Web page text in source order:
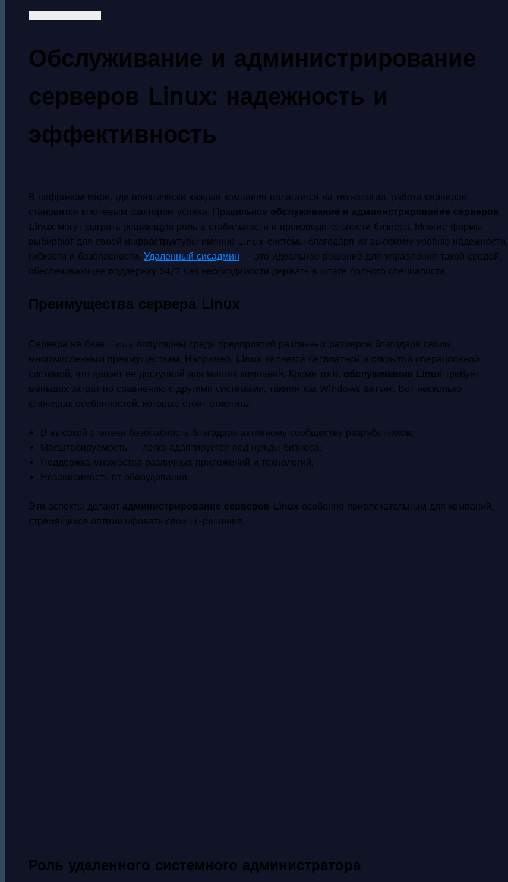
Обслуживание и администрирование
серверов Linux: надежность и
эффективность
В цифровом мире, где практически каждая компания полагается на технологии, работа серверов
становится ключевым фактором успеха. Правильное обслуживание и администрирование серверов
Linux могут сыграть решающую роль в стабильности и производительности бизнеса. Многие фирмы
выбирают для своей инфраструктуры именно Linux-системы благодаря их высокому уровню надежности,
гибкости и безопасности. Удаленный сисадмин — это идеальное решение для управления такой средой,
обеспечивающее поддержку 24/7 без необходимости держать в штате полного специалиста.
Преимущества сервера Linux
Сервера на базе Linux популярны среди предприятий различных размеров благодаря своим
многочисленным преимуществам. Например, Linux является бесплатной и открытой операционной
системой, что делает ее доступной для многих компаний. Кроме того, обслуживание Linux требует
меньших затрат по сравнению с другими системами, такими как Windows Server. Вот несколько
ключевых особенностей, которые стоит отметить:
В высокой степени безопасность благодаря активному сообществу разработчиков;
Масштабируемость — легко адаптируется под нужды бизнеса;
Поддержка множества различных приложений и технологий;
Независимость от оборудования.
Эти аспекты делают администрирование серверов Linux особенно привлекательным для компаний,
стремящихся оптимизировать свои IT-решения.
Роль удаленного системного администратора